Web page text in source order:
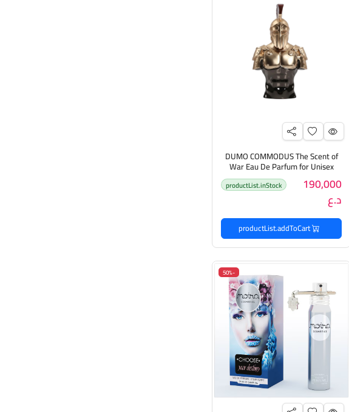
DUMO COMMODUS The Scent of
War Eau De Parfum for Unisex
100ml دومو عطر للرجال والنساء
190,000
د.ع
productList.inStock
productList.addToCart
-50%